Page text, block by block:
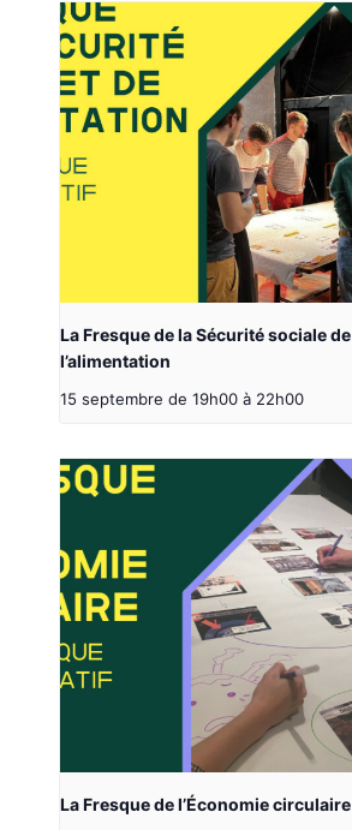
La Fresque de la Sécurité sociale de
l’alimentation
15 septembre de 19h00 à 22h00
La Fresque de l’Économie circulaire